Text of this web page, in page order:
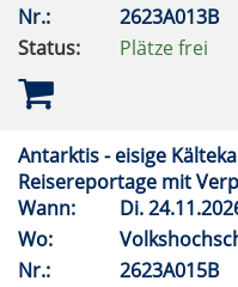
Nr.:
2623A013B
Status:
Plätze frei
Antarktis - eisige
Reisereportage mit
Wann:
Di.
Wo:
Nr.:
2623A015B